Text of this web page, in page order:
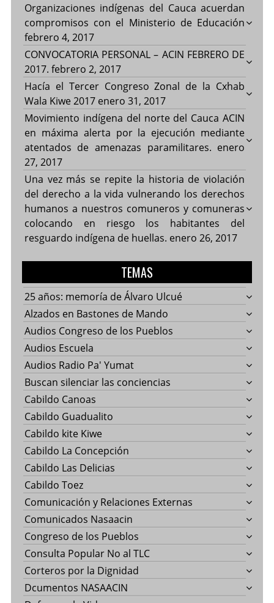
Organizaciones indígenas del Cauca acuerdan
compromisos con el Ministerio de Educación
febrero 4, 2017
CONVOCATORIA PERSONAL – ACIN FEBRERO DE
2017. febrero 2, 2017
Hacía el Tercer Congreso Zonal de la Cxhab
Wala Kiwe 2017 enero 31, 2017
Movimiento indígena del norte del Cauca ACIN
en máxima alerta por la ejecución mediante
atentados de amenazas paramilitares. enero
27, 2017
Una vez más se repite la historia de violación
del derecho a la vida vulnerando los derechos
humanos a nuestros comuneros y comuneras
colocando en riesgo los habitantes del
resguardo indígena de huellas. enero 26, 2017
TEMAS
25 años: memoría de Álvaro Ulcué
Alzados en Bastones de Mando
Audios Congreso de los Pueblos
Audios Escuela
Audios Radio Pa' Yumat
Buscan silenciar las conciencias
Cabildo Canoas
Cabildo Guadualito
Cabildo kite Kiwe
Cabildo La Concepción
Cabildo Las Delicias
Cabildo Toez
Comunicación y Relaciones Externas
Comunicados Nasaacin
Congreso de los Pueblos
Consulta Popular No al TLC
Corteros por la Dignidad
Dcumentos NASAACIN